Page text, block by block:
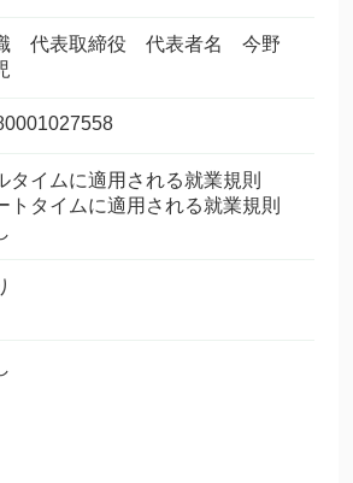
代表取締役 代表者名 今野
タイムに適用される就業規則
トタイムに適用される就業規則